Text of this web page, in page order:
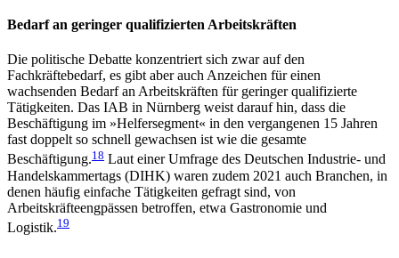
Bedarf an geringer qualifizierten Arbeitskräften
Die politische Debatte konzentriert sich zwar auf den
Fachkräftebedarf, es gibt aber auch Anzeichen für einen
wachsenden Bedarf an Arbeitskräften für gerin­ger qualifizierte
Tätigkeiten. Das IAB in Nürnberg weist darauf hin, dass die
Beschäftigung im »Helfersegment« in den vergangenen 15 Jahren
fast doppelt so schnell gewachsen ist wie die gesamte
Beschäftigung.18 Laut einer Umfrage des Deutschen Industrie- und
Handelskammertags (DIHK) waren zudem 2021 auch Branchen, in
denen häufig einfache Tätigkeiten gefragt sind, von
Arbeitskräfteengpässen betroffen, etwa Gastronomie und
Logistik.19